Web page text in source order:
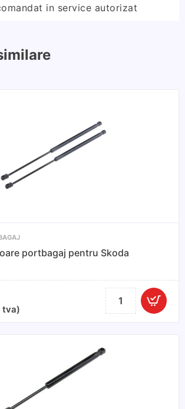
in service autorizat
portbagaj pentru Skoda
tva)
Cantitate
Set
portbagaj